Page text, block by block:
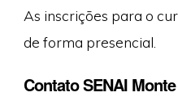
As inscrições para o
de forma presencial.
Contato SENAI